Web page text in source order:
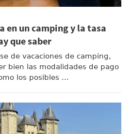
en un camping y la tasa
que saber
de vacaciones de camping,
bien las modalidades de pago
los posibles ...